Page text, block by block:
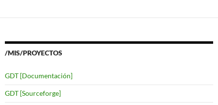
/MIS/PROYECTOS
GDT [Documentación]
GDT [Sourceforge]